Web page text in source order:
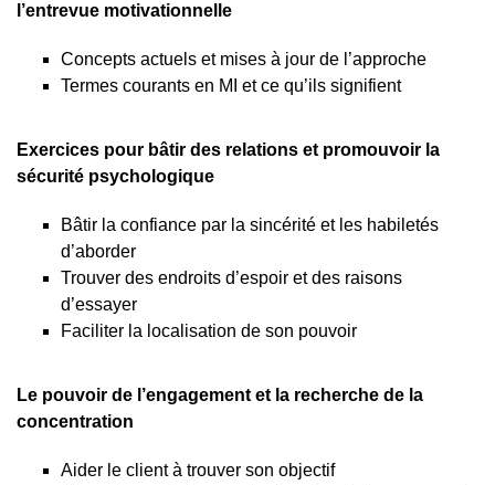
l’entrevue motivationnelle
Concepts actuels et mises à jour de l’approche
Termes courants en MI et ce qu’ils signifient
Exercices pour bâtir des relations et promouvoir la
sécurité psychologique
Bâtir la confiance par la sincérité et les habiletés
d’aborder
Trouver des endroits d’espoir et des raisons
d’essayer
Faciliter la localisation de son pouvoir
Le pouvoir de l’engagement et la recherche de la
concentration
Aider le client à trouver son objectif